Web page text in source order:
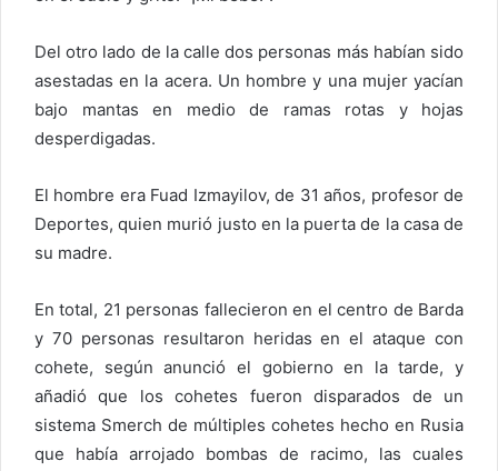
Del otro lado de la calle dos personas más habían sido
asestadas en la acera. Un hombre y una mujer yacían
bajo mantas en medio de ramas rotas y hojas
desperdigadas.
El hombre era Fuad Izmayilov, de 31 años, profesor de
Deportes, quien murió justo en la puerta de la casa de
su madre.
En total, 21 personas fallecieron en el centro de Barda
y 70 personas resultaron heridas en el ataque con
cohete, según anunció el gobierno en la tarde, y
añadió que los cohetes fueron disparados de un
sistema Smerch de múltiples cohetes hecho en Rusia
que había arrojado bombas de racimo, las cuales